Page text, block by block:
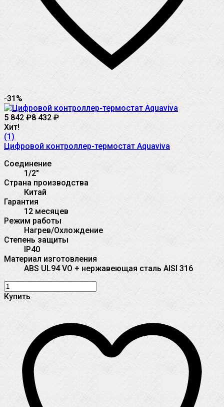
-31%
5 842 ₽8 432₽
Хит!
(1)
Цифровой контроллер-термостат Aquaviva
Соединение
1/2"
Страна производства
Китай
Гарантия
12 месяцев
Режим работы
Нагрев/Охлождение
Степень защиты
IP40
Материал изготовления
ABS UL94 VO + нержавеющая сталь AISI 316
Купить